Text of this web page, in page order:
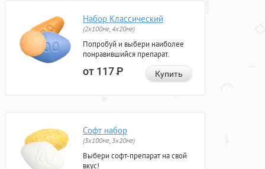
Набор Классический
(2x100мг, 4x20мг)
Попробуй и выбери наиболее
понравившийся препарат.
от 117Р Купить
Софт набор
(3x100мг, 3x20мг)
Выбери софт-препарат на свой
вкус!